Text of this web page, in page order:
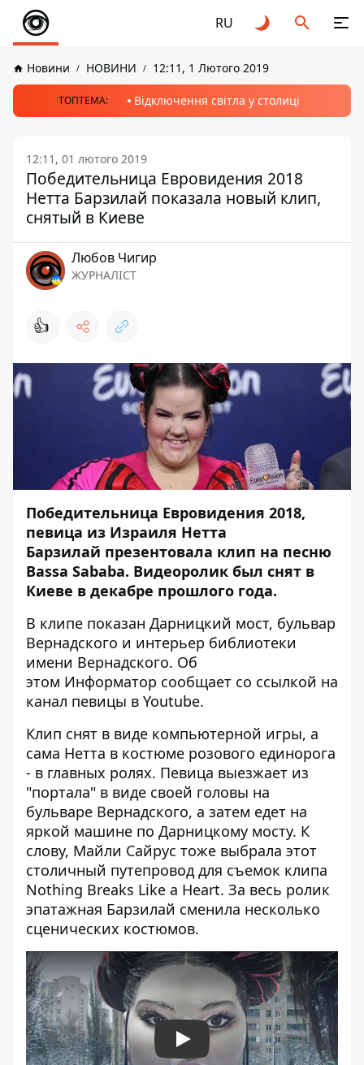
RU
Новини НОВИНИ 12:11, 1 Лютого 2019
ТОПТЕМА: Відключення світла у столиці
12:11, 01 лютого 2019
Победительница Евровидения 2018
Нетта Барзилай показала новый клип,
снятый в Киеве
Любов Чигир
ЖУРНАЛІСТ
👍
Победительница Евровидения 2018,
певица из Израиля Нетта
Барзилай презентовала клип на песню
Bassa Sababa. Видеоролик был снят в
Киеве в декабре прошлого года.
В клипе показан Дарницкий мост, бульвар
Вернадского и интерьер библиотеки
имени Вернадского. Об
этом Информатор сообщает со ссылкой на
канал певицы в Youtube.
Клип снят в виде компьютерной игры, а
сама Нетта в костюме розового единорога
- в главных ролях. Певица выезжает из
"портала" в виде своей головы на
бульваре Вернадского, а затем едет на
яркой машине по Дарницкому мосту. К
слову, Майли Сайрус тоже выбрала этот
столичный путепровод для съемок клипа
Nothing Breaks Like a Heart. За весь ролик
эпатажная Барзилай сменила несколько
сценических костюмов.
Play